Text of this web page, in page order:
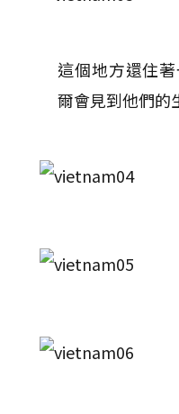
這個地方還住
爾會見到他們的